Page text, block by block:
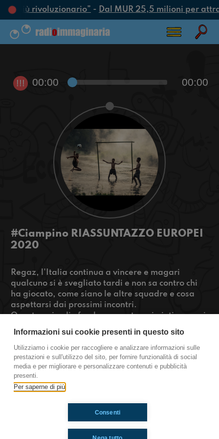
più rivoluzionario”- Dal MUR 25,5 milioni per
!!! 00:00 00:00
#Ciampino RIASSUNTAZZO EUROPEI
2020
Regaz, l'Italia continua a vincere e magari
qualcuno si è svegliato tardi e non sa contro chi
ha giocato, come siano le altre squadre e cosa
aspettarsi dai prossimi incontri.
Questo episodio fa al caso vostro, vi aiutiamo noi
Inoltre, LEGO annuncia un progetto super figo sul
materiale dei mattoncini che l'hanno resa
famosa.
Ciampino
Ti è piaciuto? Condividilo!
Informazioni sui cookie presenti in questo sito
Utilizziamo i cookie per raccogliere e analizzare informazioni sulle
prestazioni e sull'utilizzo del sito, per fornire funzionalità di social
media e per migliorare e personalizzare contenuti e pubblicità
presenti.
Per saperne di più
Consenti